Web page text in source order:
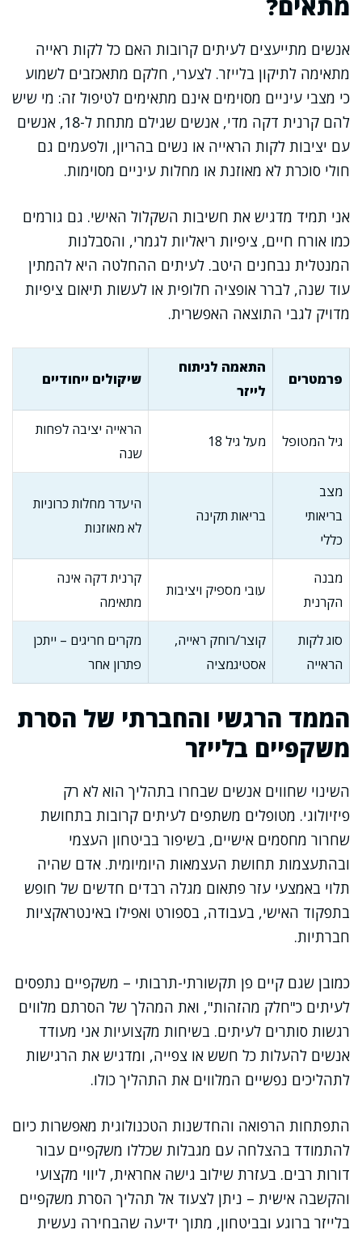
אנשים מתייעצים לעיתים קרובות האם כל לקות ראייה
מתאימה לתיקון בלייזר. לצערי, חלקם מתאכזבים לשמוע
כי מצבי עיניים מסוימים אינם מתאימים לטיפול זה: מי שיש
להם קרנית דקה מדי, אנשים שגילם מתחת ל-18, אנשים
עם יציבות לקות הראייה או נשים בהריון, ולפעמים גם
חולי סוכרת לא מאוזנת או מחלות עיניים מסוימות.
אני תמיד מדגיש את חשיבות השקלול האישי. גם גורמים
כמו אורח חיים, ציפיות ריאליות לגמרי, והסבלנות
המנטלית נבחנים היטב. לעיתים ההחלטה היא להמתין
עוד שנה, לברר אופציה חלופית או לעשות תיאום ציפיות
מדויק לגבי התוצאה האפשרית.
פרמטרים
התאמה לניתוח
לייזר
שיקולים ייחודיים
גיל המטופל מעל גיל 18
הראייה יציבה לפחות
שנה
מצב
בריאותי
כללי
בריאות תקינה
היעדר מחלות כרוניות
לא מאוזנות
מבנה
הקרנית
עובי מספיק ויציבות
קרנית דקה אינה
מתאימה
סוג לקות
הראייה
קוצר/רוחק ראייה,
אסטיגמציה
מקרים חריגים – ייתכן
פתרון אחר
הממד הרגשי והחברתי של הסרת
משקפיים בלייזר
השינוי שחווים אנשים שבחרו בתהליך הוא לא רק
פיזיולוגי. מטופלים משתפים לעיתים קרובות בתחושת
שחרור מחסמים אישיים, בשיפור בביטחון העצמי
ובהתעצמות תחושת העצמאות היומיומית. אדם שהיה
תלוי באמצעי עזר פתאום מגלה רבדים חדשים של חופש
בתפקוד האישי, בעבודה, בספורט ואפילו באינטראקציות
חברתיות.
כמובן שגם קיים פן תקשורתי-תרבותי – משקפיים נתפסים
לעיתים כ"חלק מהזהות", ואת המהלך של הסרתם מלווים
רגשות סותרים לעיתים. בשיחות מקצועיות אני מעודד
אנשים להעלות כל חשש או צפייה, ומדגיש את הרגישות
לתהליכים נפשיים המלווים את התהליך כולו.
התפתחות הרפואה והחדשנות הטכנולוגית מאפשרות כיום
להתמודד בהצלחה עם מגבלות שכללו משקפיים עבור
דורות רבים. בעזרת שילוב גישה אחראית, ליווי מקצועי
והקשבה אישית – ניתן לצעוד אל תהליך הסרת משקפיים
בלייזר ברוגע ובביטחון, מתוך ידיעה שהבחירה נעשית